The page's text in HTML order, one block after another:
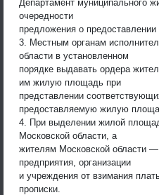
Департамент муниципального
очередности
предложения о
3. Местным органам
области в установленном
порядке выдавать ордера
им жилую площадь при
представлении
предоставляемую жилую
4. При выделении жилой
Московской области, а
жителям Московской области
предприятия, организации
и учреждения от взимания
прописки.